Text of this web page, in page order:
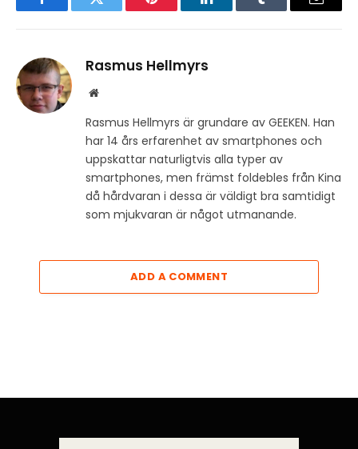
FacebookTwitter Pinterest LinkedInTumblr Email
Rasmus Hellmyrs
Website
Rasmus Hellmyrs är grundare av GEEKEN. Han
har 14 års erfarenhet av smartphones och
uppskattar naturligtvis alla typer av
smartphones, men främst foldebles från Kina
då hårdvaran i dessa är väldigt bra samtidigt
som mjukvaran är något utmanande.
ADD A COMMENT